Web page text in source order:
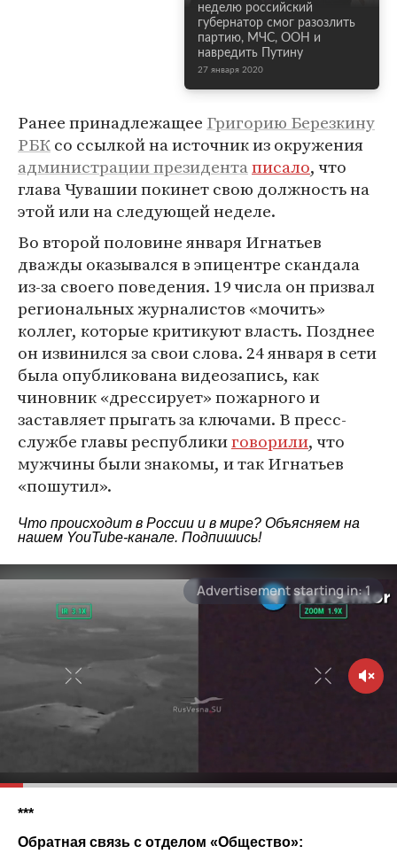
неделю российский
губернатор смог разозлить
партию, МЧС, ООН и
навредить Путину
27 января 2020
Ранее принадлежащее Григорию Березкину
РБКсо ссылкой на источник из окружения
администрации президентаписало, что
глава Чувашии покинет свою должность на
этой или на следующей неделе.
Во второй половине января Игнатьев
дважды оказывался в эпицентре скандала
из-за своего поведения. 19 числа он призвал
региональных журналистов «мочить»
коллег, которые критикуют власть. Позднее
он извинился за свои слова. 24 января в сети
была опубликована видеозапись, как
чиновник «дрессирует» пожарного и
заставляет прыгать за ключами. В пресс-
службе главы республикиговорили, что
мужчины были знакомы, и так Игнатьев
«пошутил».
Что происходит в России и в мире? Объясняем на
нашем YouTube-канале. Подпишись!
***
Обратная связь с отделом «Общество»: